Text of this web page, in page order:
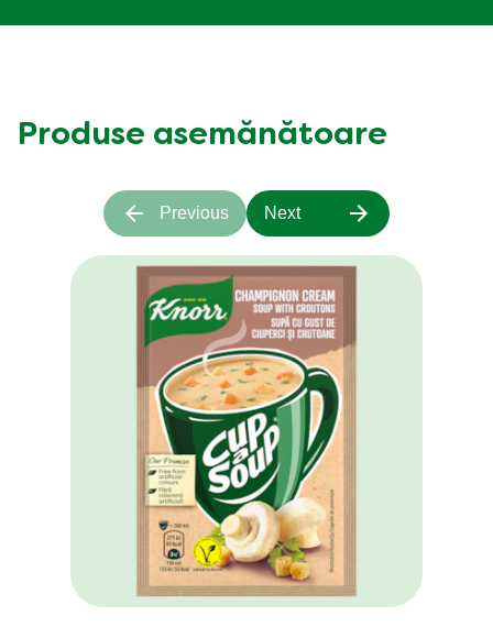
Produse asemănătoare
Previous Next